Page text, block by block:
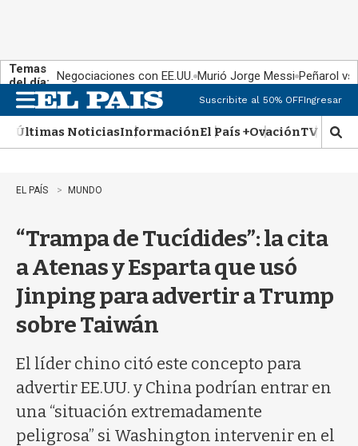
Temas
del día: Negociaciones con EE.UU. Murió Jorge Messi Peñarol
n
u
Suscribite al 50% OFFIngresar
Últimas NoticiasInformaciónEl País +OvaciónTV Show
M
o
EL PAÍS MUNDO
“Trampa de Tucídides”: la cita
a Atenas y Esparta que usó
Jinping para advertir a Trump
sobre Taiwán
El líder chino citó este concepto para
advertir EE.UU. y China podrían entrar en
una “situación extremadamente
peligrosa” si Washington intervenir en el